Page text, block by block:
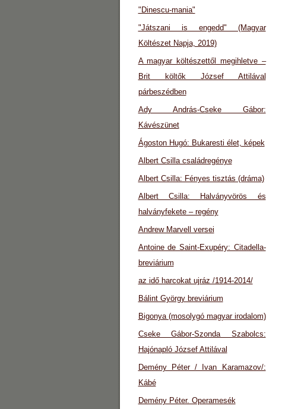
"Dinescu-mania"
"Játszani is engedd" (Magyar
Költészet Napja, 2019)
A magyar költészettől megihletve –
Brit költők József Attilával
párbeszédben
Ady András-Cseke Gábor:
Kávészünet
Ágoston Hugó: Bukaresti élet, képek
Albert Csilla családregénye
Albert Csilla: Fényes tisztás (dráma)
Albert Csilla: Halványvörös és
halványfekete – regény
Andrew Marvell versei
Antoine de Saint-Exupéry: Citadella-
breviárium
az idő harcokat ujráz /1914-2014/
Bálint György breviárium
Bigonya (mosolygó magyar irodalom)
Cseke Gábor-Szonda Szabolcs:
Hajónapló József Attilával
Demény Péter / Ivan Karamazov/:
Kábé
Demény Péter. Operamesék